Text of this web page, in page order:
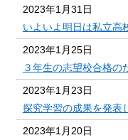
2023年1月31日
いよいよ明日は私立高
2023年1月25日
３年生の志望校合格の
2023年1月23日
探究学習の成果を発表
2023年1月20日